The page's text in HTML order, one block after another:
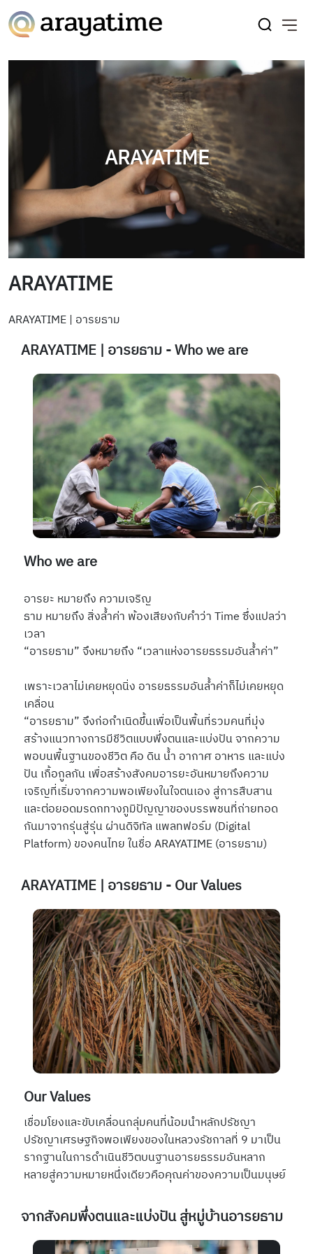
ARAYATIME
ARAYATIME
ARAYATIME | อารยธาม
ARAYATIME | อารยธาม - Who we are
Who we are
อารยะ หมายถึง ความเจริญ
ธาม หมายถึง สิ่งล้ำค่า พ้องเสียงกับคำว่าTimeซึ่งแปลว่า
เวลา
“อารยธาม” จึงหมายถึง “เวลาแห่งอารยธรรมอันล้ำค่า”
เพราะเวลาไม่เคยหยุดนิ่ง อารยธรรมอันล้ำค่าก็ไม่เคยหยุด
เคลื่อน
“อารยธาม” จึงก่อกำเนิดขึ้นเพื่อเป็นพื้นที่รวมคนที่มุ่ง
สร้างแนวทางการมีชีวิตแบบพึ่งตนและแบ่งปัน จากความ
พอบนพื้นฐานของชีวิต คือ ดิน น้ำ อากาศ อาหาร และแบ่ง
ปัน เกื้อกูลกัน เพื่อสร้างสังคมอารยะอันหมายถึงความ
เจริญที่เริ่มจากความพอเพียงในใจตนเอง สู่การสืบสาน
และต่อยอดมรดกทางภูมิปัญญาของบรรพชนที่ถ่ายทอด
กันมาจากรุ่นสู่รุ่น ผ่านดิจิทัล แพลทฟอร์ม (Digital
Platform) ของคนไทย ในชื่อARAYATIME(อารยธาม)
ARAYATIME | อารยธาม - Our Values
Our Values
เชื่อมโยงและขับเคลื่อนกลุ่มคนที่น้อมนำหลักปรัชญา
ปรัชญาเศรษฐกิจพอเพียงของในหลวงรัชกาลที่ 9 มาเป็น
รากฐานในการดำเนินชีวิตบนฐานอารยธรรมอันหลาก
หลายสู่ความหมายหนึ่งเดียวคือคุณค่าของความเป็นมนุษย์
จากสังคมพึ่งตนและแบ่งปัน สู่หมู่บ้านอารยธาม